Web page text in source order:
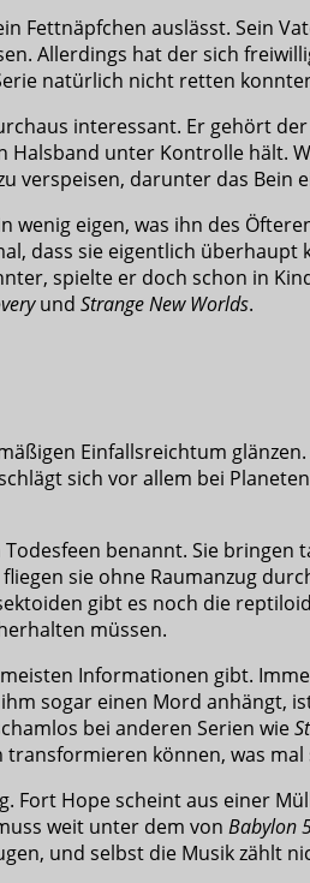
Fettnäpfchen auslässt. Sein
Allerdings hat der sich
natürlich nicht retten
interessant. Er gehört
unter Kontrolle hält.
verspeisen, darunter das
eigen, was ihn des
dass sie eigentlich
spielte er doch schon in
und Strange New Worlds.
Einfallsreichtum
sich vor allem bei
benannt. Sie
sie ohne Raumanzug
gibt es noch die
müssen.
Informationen gibt.
sogar einen Mord anhängt,
bei anderen Serien wie
können, was
Hope scheint aus einer
weit unter dem von Babylon
und selbst die Musik zählt